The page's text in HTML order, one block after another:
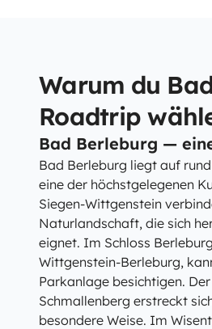
Warum du
Roadtrip
Bad Berleburg —
Bad Berleburg liegt auf
eine der höchstgelegenen
Siegen-Wittgenstein
Naturlandschaft, die sich
eignet. Im Schloss
Wittgenstein-Berleburg,
Parkanlage besichtigen.
Schmallenberg erstreckt
besondere Weise. Im